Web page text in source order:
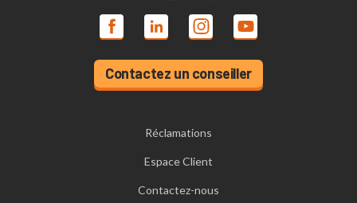
Contactez un conseiller
Réclamations
Espace Client
Contactez-nous